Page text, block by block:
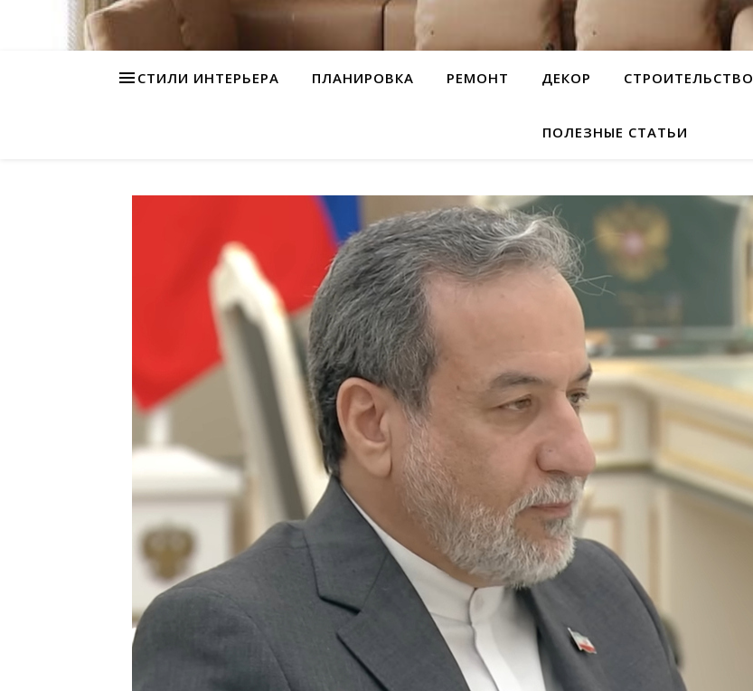
СТИЛИ ИНТЕРЬЕРА ПЛАНИРОВКА РЕМОНТ ДЕКОР СТРОИТЕЛЬСТВО
ПОЛЕЗНЫЕ СТАТЬИ